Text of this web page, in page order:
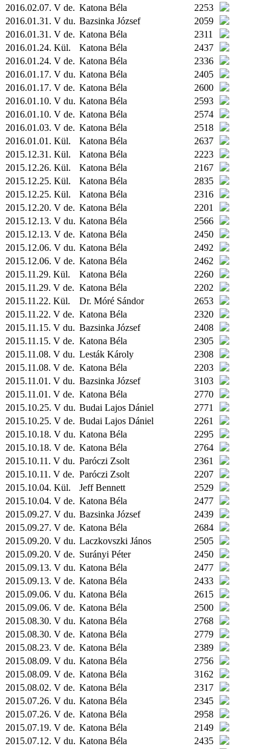
2016.02.07. V de. Katona Béla
2253
2016.01.31. V du. Bazsinka József
2059
2016.01.31. V de. Katona Béla
2311
2016.01.24. Kül. Katona Béla
2437
2016.01.24. V de. Katona Béla
2336
2016.01.17. V du. Katona Béla
2405
2016.01.17. V de. Katona Béla
2600
2016.01.10. V du. Katona Béla
2593
2016.01.10. V de. Katona Béla
2574
2016.01.03. V de. Katona Béla
2518
2016.01.01. Kül. Katona Béla
2637
2015.12.31. Kül. Katona Béla
2223
2015.12.26. Kül. Katona Béla
2167
2015.12.25. Kül. Katona Béla
2835
2015.12.25. Kül. Katona Béla
2316
2015.12.20. V de. Katona Béla
2201
2015.12.13. V du. Katona Béla
2566
2015.12.13. V de. Katona Béla
2450
2015.12.06. V du. Katona Béla
2492
2015.12.06. V de. Katona Béla
2462
2015.11.29. Kül. Katona Béla
2260
2015.11.29. V de. Katona Béla
2202
2015.11.22. Kül. Dr. Móré Sándor
2653
2015.11.22. V de. Katona Béla
2320
2015.11.15. V du. Bazsinka József
2408
2015.11.15. V de. Katona Béla
2305
2015.11.08. V du. Lesták Károly
2308
2015.11.08. V de. Katona Béla
2203
2015.11.01. V du. Bazsinka József
3103
2015.11.01. V de. Katona Béla
2770
2015.10.25. V du. Budai Lajos Dániel
2771
2015.10.25. V de. Budai Lajos Dániel
2261
2015.10.18. V du. Katona Béla
2295
2015.10.18. V de. Katona Béla
2764
2015.10.11. V du. Paróczi Zsolt
2361
2015.10.11. V de. Paróczi Zsolt
2207
2015.10.04. Kül. Jeff Bennett
2529
2015.10.04. V de. Katona Béla
2477
2015.09.27. V du. Bazsinka József
2439
2015.09.27. V de. Katona Béla
2684
2015.09.20. V du. Laczkovszki János
2505
2015.09.20. V de. Surányi Péter
2450
2015.09.13. V du. Katona Béla
2477
2015.09.13. V de. Katona Béla
2433
2015.09.06. V du. Katona Béla
2615
2015.09.06. V de. Katona Béla
2500
2015.08.30. V du. Katona Béla
2768
2015.08.30. V de. Katona Béla
2779
2015.08.23. V de. Katona Béla
2389
2015.08.09. V du. Katona Béla
2756
2015.08.09. V de. Katona Béla
3162
2015.08.02. V de. Katona Béla
2317
2015.07.26. V du. Katona Béla
2345
2015.07.26. V de. Katona Béla
2958
2015.07.19. V de. Katona Béla
2149
2015.07.12. V du. Katona Béla
2435